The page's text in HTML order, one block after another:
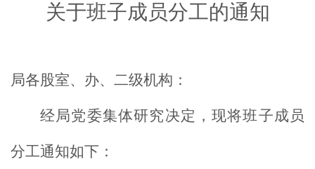
关于班子成员分工的通知
局各股室、办、二级机构：
经局党委集体研究决定，现将班子成员
分工通知如下：